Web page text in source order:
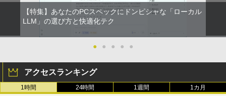
【特集】あなたのPCスペックにドンピシャな「ローカル
LLM」の選び方と快適化テク
● ● ● ● ●
アクセスランキング
1時間 24時間 1週間 1カ月